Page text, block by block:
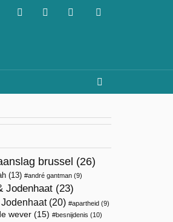
brussel (26)
(13) andré gantman (9)
Jodenhaat (23)
(20) apartheid (9)
wever (15) besnijdenis (10)